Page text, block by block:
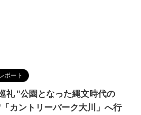
ポート
礼 "公園となった縄文時代の
カントリーパーク大川」へ行